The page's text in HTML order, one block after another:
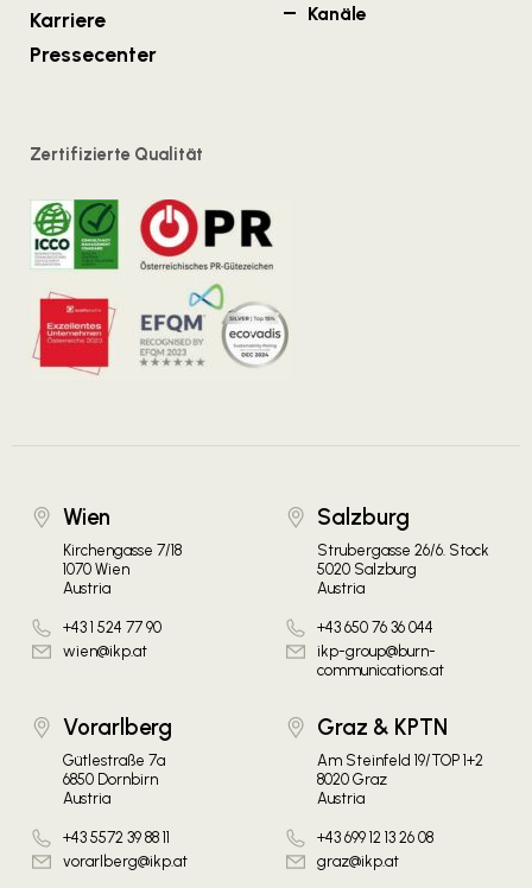
Karriere
Pressecenter
Kanäle
Zertifizierte Qualität
Wien
Kirchengasse 7/18
1070 Wien
Austria
+43 1 524 77 90
wien@ikp.at
Salzburg
Strubergasse 26/6. Stock
5020 Salzburg
Austria
+43 650 76 36 044
ikp-group@burn-
communications.at
Vorarlberg
Gütlestraße 7a
6850 Dornbirn
Austria
+43 5572 39 88 11
vorarlberg@ikp.at
Graz & KPTN
Am Steinfeld 19/TOP 1+2
8020 Graz
Austria
+43 699 12 13 26 08
graz@ikp.at